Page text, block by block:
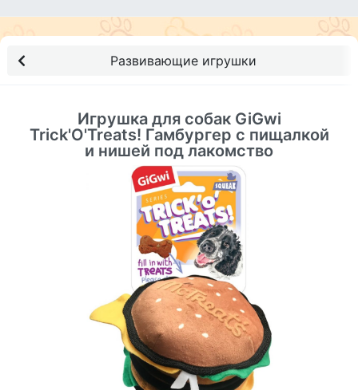
Развивающие игрушки
Игрушка для собак GiGwi
Trick'O'Treats! Гамбургер с пищалкой
и нишей под лакомство